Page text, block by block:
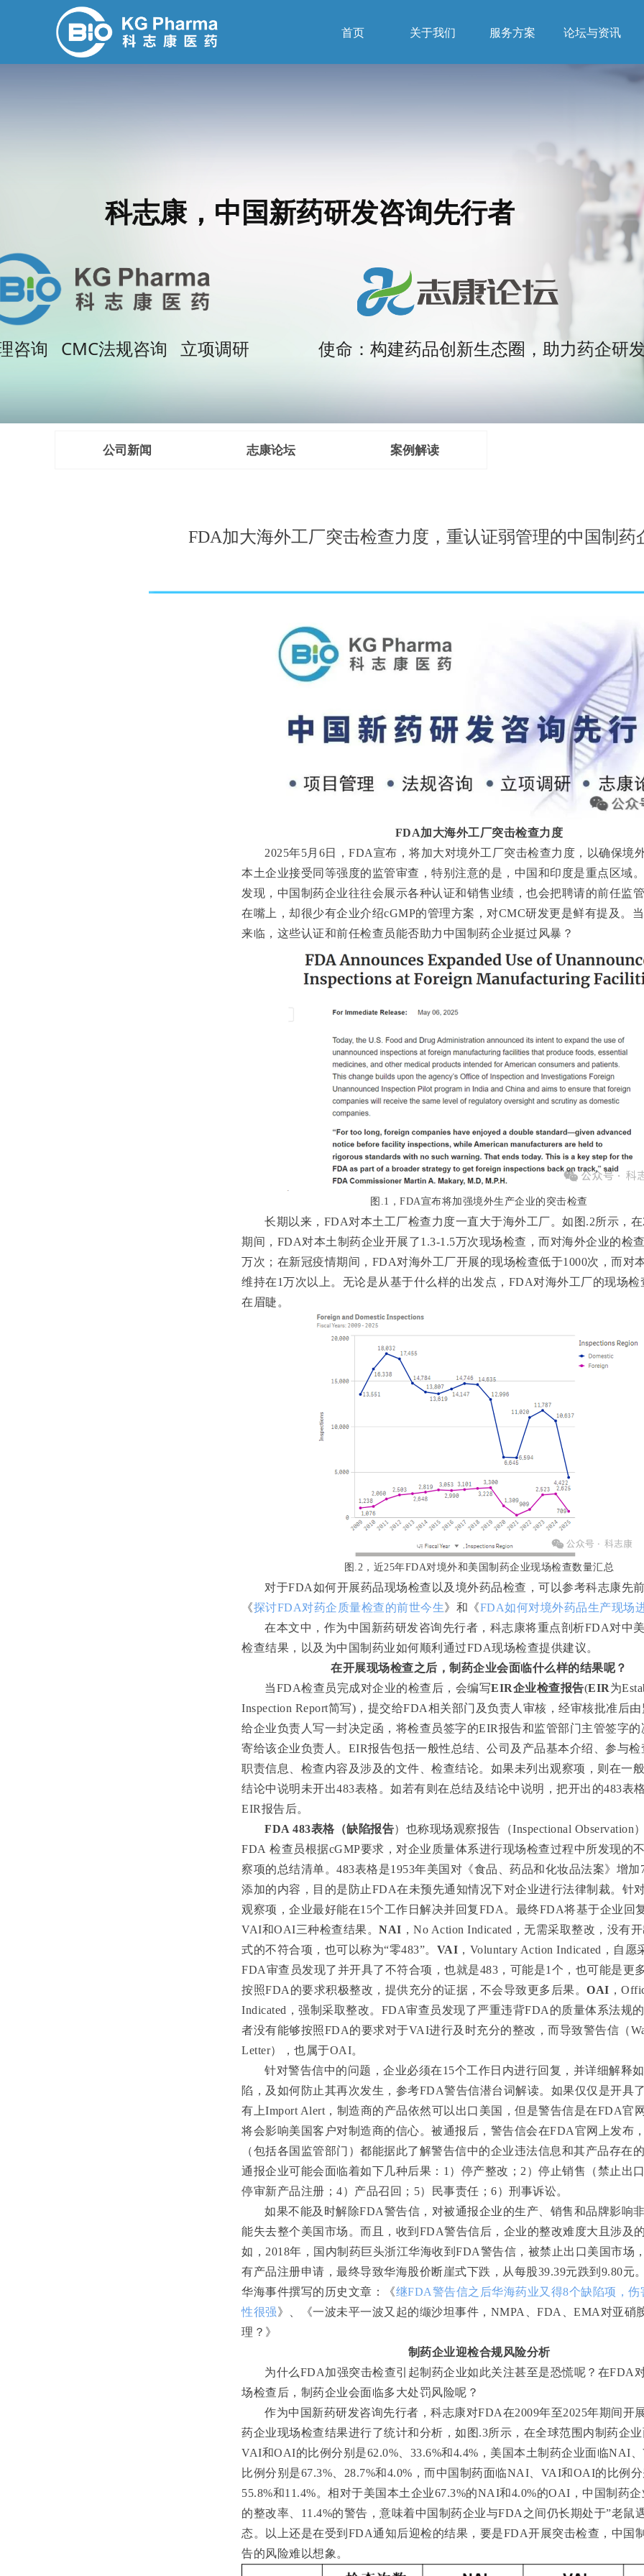
首页 关于我们 服务方案 论坛与资讯
FDA加大海外工厂突击检查力度，重认证弱管理的中国制药
FDA加大海外工厂突击检查力度
2025年5月 6日， FDA宣布，将加大对境外工厂突击检查力度，以确保境
本土企业接受同等强度的监管审查，特别注意的是，中国和印度是重点区域
发现，中国制药企业往往会展示各种认证和销售业绩，也会把聘请的前任监
在嘴上，却很少有企业介绍cGMP的管理方案，对CMC研发更是鲜有提及。当
来临，这些认证和前任检查员能否助力中国制药企业挺过风暴？
图 .1 ，FDA宣布将加强境外生产企业的突击检查
长期以来， FDA对本土工厂检查力度一直大于海外工厂。如图 .2所示，在
期间， FDA对本土制药企业开展了1.3-1.5万次现场检查，而对海外企业的检
万次；在新冠疫情期间， FDA对海外工厂开展的现场检查低于1000次，而对
维持在1万次以上。无论是从基于什么样的出发点， FDA对海外工厂的现场检
在眉睫。
图 .2 ，近25年FDA对境外和美国制药企业现场检查数量汇总
对于FDA如何开展药品现场检查以及境外药品检查，可以参考科志康先
《探讨FDA对药企质量检查的前世今生》和《FDA如何对境外药品生产现场
在本文中，作为中国新药研发咨询先行者，科志康将重点剖析FDA对中
检查结果，以及为中国制药业如何顺利通过FDA现场检查提供建议。
在开展现场检查之后，制药企业会面临什么样的结果呢？
当FDA检查员完成对企业的检查后，会编写EIR企业检查报告(EIR为
Inspection Report简写) ，提交给FDA相关部门及负责人审核，经审核批准后
给企业负责人写一封决定函，将检查员签字的EIR报告和监管部门主管签字的
寄给该企业负责人。 EIR报告包括一般性总结、公司及产品基本介绍、参与检
职责信息、检查内容及涉及的文件、检查结论。如果未列出观察项，则在一
结论中说明未开出483表格 。如若有则在总结及结论中说明，把开出的483表
EIR报告后。
FDA 483表格（缺陷报告）也称现场观察报告（Inspectional Observation
FDA 检查员根据cGMP要求，对企业质量体系进行现场检查过程中所发现的
察项的总结清单。 483表格是1953年美国对《食品、药品和化妆品法案》增加
添加的内容，目的是防止FDA在未预先通知情况下对企业进行法律制裁。针
观察项，企业最好能在15个工作日解决并回复FDA 。最终FDA将基于企业回
VAI和OAI三种检查结果。 NAI ， No Action Indicated ，无需采取整改，没有
式的不符合项，也可以称为“零483”。 VAI ， Voluntary Action Indicated ，自愿
FDA审查员发现了并开具了不符合项，也就是483 ，可能是1 个，也可能是更
按照FDA 的要求积极整改，提供充分的证据，不会导致更多后果。 OAI ，
Indicated ，强制采取整改。 FDA审查员发现了严重违背FDA 的质量体系法规
者没有能够按照FDA的要求对于VAI进行及时充分的整改，而导致警告信（
Letter），也属于OAI。
针对警告信中的问题，企业必须在15个工作日内进行回复，并详细解释
陷，及如何防止其再次发生，参考FDA警告信潜台词解读。如果仅仅是开具
有上Import Alert ，制造商的产品依然可以出口美国，但是警告信是在FDA官
将会影响美国客户对制造商的信心。被通报后，警告信会在FDA官网上发布
（包括各国监管部门）都能据此了解警告信中的企业违法信息和其产品存在
通报企业可能会面临着如下几种后果： 1 ）停产整改； 2 ）停止销售（禁止出
停审新产品注册； 4）产品召回； 5）民事责任； 6）刑事诉讼。
如果不能及时解除FDA警告信，对被通报企业的生产、销售和品牌影响
能失去整个美国市场。而且，收到 FDA警告信后，企业的整改难度大且涉及
如， 2018年，国内制药巨头浙江华海收到 FDA警告信，被禁止出口美国市场
有产品注册申请，最终导致华海股价断崖式下跌，从每股39.39元跌到 9.80元
华海事件撰写的历史文章：《继FDA警告信之后华海药业又得8个缺陷项，伤
性很强》、《一波未平一波又起的缬沙坦事件，NMPA 、FDA 、EMA 对亚硝
理？ 》
制药企业迎检合规风险分析
为什么FDA加强突击检查引起制药企业如此关注甚至是恐慌呢？在FDA
场检查后，制药企业会面临多大处罚风险呢？
作为中国新药研发咨询先行者，科志康对FDA在2009年至2025年期间开
药企业现场检查结果进行了统计和分析，如图 .3所示，在全球范围内制药企业
VAI和OAI的比例分别是62.0% 33.6%和4.4% ，美国本土制药企业面临NAI
比例分别是67.3% 28.7%和4.0% ，而中国制药面临NAI VAI和OAI的比例
55.8%和11.4%。相对于美国本土企业67.3%的NAI和4.0%的OAI ，中国制药
的整改率、 11.4%的警告，意味着中国制药企业与FDA 之间仍长期处于”老鼠
态。以上还是在受到 FDA通知后迎检的结果，要是FDA开展突击检查，中国
告的风险难以想象。
科志康，中国新药研发咨询先行者
咨询 CMC法规咨询 立项调研 使命：构建药品创新生态圈，助力药企研发
公司新闻 志康论坛 案例解读